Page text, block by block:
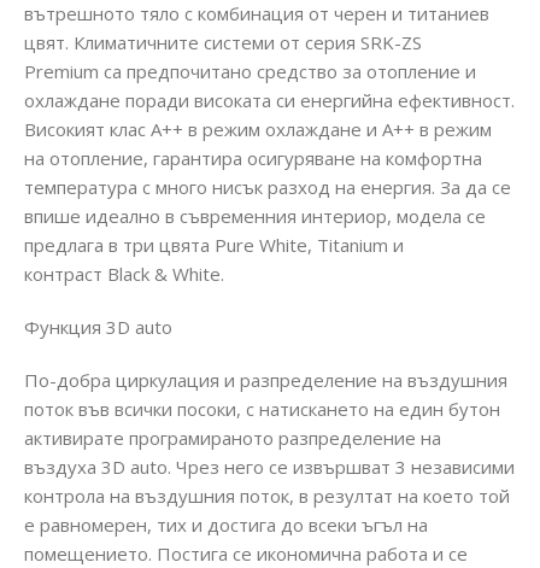
вътрешното тяло с комбинация от черен и титаниев
цвят. Климатичните системи от серия SRK-ZS
Premium са предпочитано средство за отопление и
охлаждане поради високата си енергийна ефективност.
Високият клас А++ в режим охлаждане и А++ в режим
на отопление, гарантира осигуряване на комфортна
температура с много нисък разход на енергия. За да се
впише идеално в съвременния интериор, модела се
предлага в три цвята Pure White, Titanium и
контраст Black & White.
Функция 3D auto
По-добра циркулация и разпределение на въздушния
поток във всички посоки, с натискането на един бутон
активирате програмираното разпределение на
въздуха 3D auto. Чрез него се извършват 3 независими
контрола на въздушния поток, в резултат на което той
е равномерен, тих и достига до всеки ъгъл на
помещението. Постига се икономична работа и се